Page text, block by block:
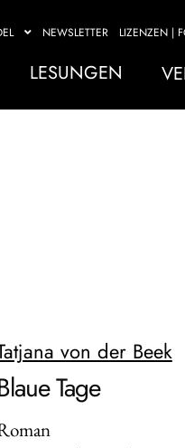
NEWSLETTER LIZENZEN |
LESUNGEN
von der Beek
Tage